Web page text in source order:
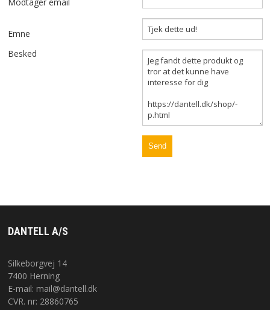
OM OS
KUNDESERVICE
FORRETNINGSBETINGELSER
LOG IND
Emne
Besked
DANTELL A/S
Silkeborgvej 14
7400 Herning
E-mail: mail@dantell.dk
CVR. nr: 28860765